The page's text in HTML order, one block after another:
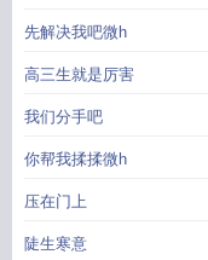
先解决我吧微h
高三生就是厉害
我们分手吧
你帮我揉揉微h
压在门上
陡生寒意